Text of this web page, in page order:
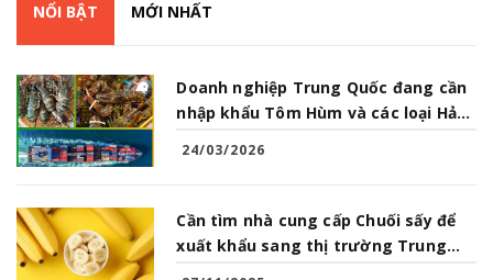
NỔI BẬT MỚI NHẤT
Doanh nghiệp Trung Quốc đang cần
nhập khẩu Tôm Hùm và các loại Hải
24/03/2026
Cần tìm nhà cung cấp Chuối sấy để
xuất khẩu sang thị trường Trung